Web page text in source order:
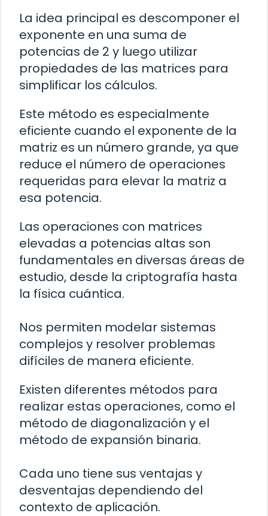
La idea principal es descomponer el
exponente en una suma de
potencias de 2 y luego utilizar
propiedades de las matrices para
simplificar los cálculos.
Este método es especialmente
eficiente cuando el exponente de la
matriz es un número grande, ya que
reduce el número de operaciones
requeridas para elevar la matriz a
esa potencia.
Las operaciones con matrices
elevadas a potencias altas son
fundamentales en diversas áreas de
estudio, desde la criptografía hasta
la física cuántica.
Nos permiten modelar sistemas
complejos y resolver problemas
difíciles de manera eficiente.
Existen diferentes métodos para
realizar estas operaciones, como el
método de diagonalización y el
método de expansión binaria.
Cada uno tiene sus ventajas y
desventajas dependiendo del
contexto de aplicación.